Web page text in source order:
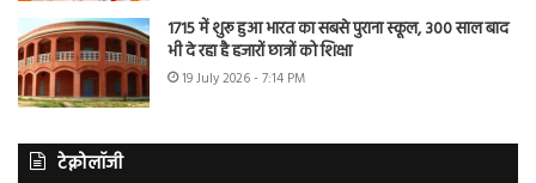
1715 में शुरू हुआ भारत का सबसे पुराना स्कूल, 300 साल बाद
भी दे रहा है हजारों छात्रों को शिक्षा
19 July 2026 - 7:14 PM
टेक्नोलॉजी